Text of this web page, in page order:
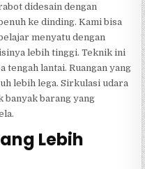
didesain dengan
ke dinding. Kami bisa
menyatu dengan
lebih tinggi. Teknik ini
tengah lantai. Ruangan yang
lebih lega. Sirkulasi udara
banyak barang yang
Lebih